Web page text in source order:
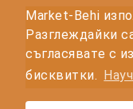
Market-Behi
Разглеждайки
съгласявате с
бисквитки.
Нашият онлайн